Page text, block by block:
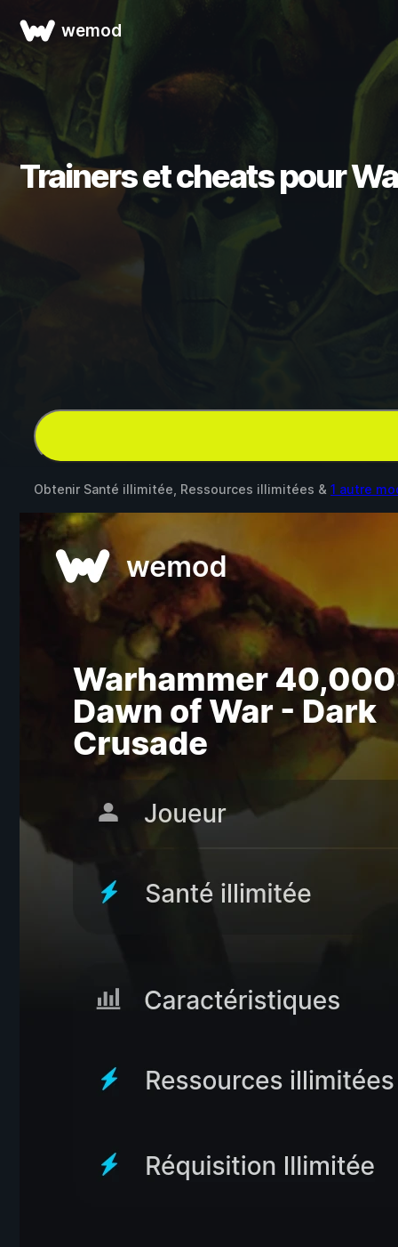
wemod
Trainers et cheats pour
Obtenir Santé illimitée, Ressources illimitées & 1 autre